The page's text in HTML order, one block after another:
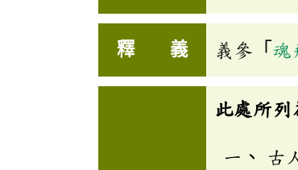
釋 義 義參「 魂
此處所列
古